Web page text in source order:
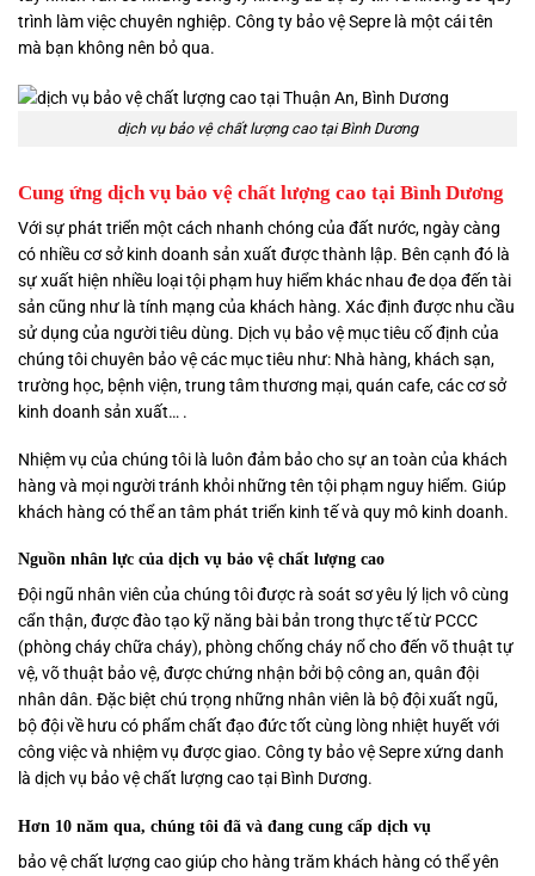
trình làm việc chuyên nghiệp. Công ty bảo vệ Sepre là một cái tên
mà bạn không nên bỏ qua.
dịch vụ bảo vệ chất lượng cao tại Bình Dương
Cung ứng dịch vụ bảo vệ chất lượng cao tại Bình Dương
Với sự phát triển một cách nhanh chóng của đất nước, ngày càng
có nhiều cơ sở kinh doanh sản xuất được thành lập. Bên cạnh đó là
sự xuất hiện nhiều loại tội phạm huy hiểm khác nhau đe dọa đến tài
sản cũng như là tính mạng của khách hàng. Xác định được nhu cầu
sử dụng của người tiêu dùng. Dịch vụ bảo vệ mục tiêu cố định của
chúng tôi chuyên bảo vệ các mục tiêu như: Nhà hàng, khách sạn,
trường học, bệnh viện, trung tâm thương mại, quán cafe, các cơ sở
kinh doanh sản xuất… .
Nhiệm vụ của chúng tôi là luôn đảm bảo cho sự an toàn của khách
hàng và mọi người tránh khỏi những tên tội phạm nguy hiểm. Giúp
khách hàng có thể an tâm phát triển kinh tế và quy mô kinh doanh.
Nguồn nhân lực của dịch vụ bảo vệ chất lượng cao
Đội ngũ nhân viên của chúng tôi được rà soát sơ yêu lý lịch vô cùng
cẩn thận, được đào tạo kỹ năng bài bản trong thực tế từ PCCC
(phòng cháy chữa cháy), phòng chống cháy nổ cho đến võ thuật tự
vệ, võ thuật bảo vệ, được chứng nhận bởi bộ công an, quân đội
nhân dân. Đặc biệt chú trọng những nhân viên là bộ đội xuất ngũ,
bộ đội về hưu có phẩm chất đạo đức tốt cùng lòng nhiệt huyết với
công việc và nhiệm vụ được giao. Công ty bảo vệ Sepre xứng danh
là dịch vụ bảo vệ chất lượng cao tại Bình Dương.
Hơn 10 năm qua, chúng tôi đã và đang cung cấp dịch vụ
bảo vệ chất lượng cao giúp cho hàng trăm khách hàng có thể yên